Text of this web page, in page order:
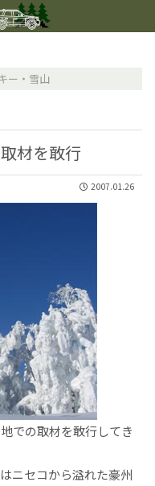
ー・雪山
材を敢行
2007.01.26
での取材を敢行してき
ニセコから溢れた豪州